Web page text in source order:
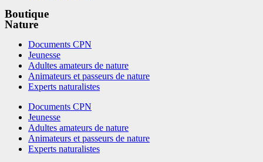
Boutique
Nature
Documents CPN
Jeunesse
Adultes amateurs de nature
Animateurs et passeurs de nature
Experts naturalistes
Documents CPN
Jeunesse
Adultes amateurs de nature
Animateurs et passeurs de nature
Experts naturalistes